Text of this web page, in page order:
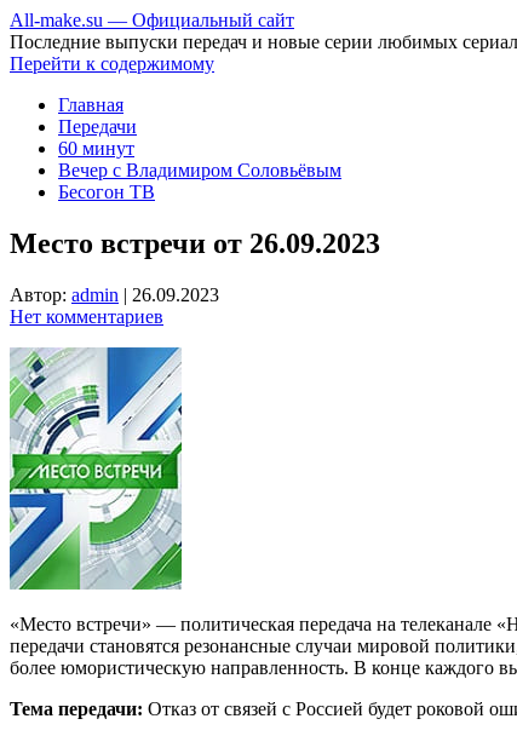
All-make.su — Официальный сайт
Последние выпуски передач и новые серии любимых
Перейти к содержимому
Главная
Передачи
60 минут
Вечер с Владимиром Соловьёвым
Бесогон ТВ
Место встречи от 26.09.2023
Автор: admin | 26.09.2023
Нет комментариев
«Место встречи» — политическая передача на телеканале
передачи становятся резонансные случаи мировой
более юмористическую направленность. В конце каждого
Тема передачи: Отказ от связей с Россией будет роковой